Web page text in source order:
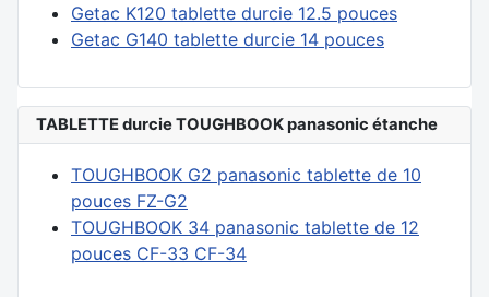
Getac K120 tablette durcie 12.5 pouces
Getac G140 tablette durcie 14 pouces
TABLETTE durcie TOUGHBOOK panasonic étanche
TOUGHBOOK G2 panasonic tablette de 10
pouces FZ-G2
TOUGHBOOK 34 panasonic tablette de 12
pouces CF-33 CF-34